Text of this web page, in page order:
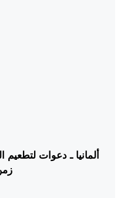
ألمانيا ـ دعوات لتطعيم